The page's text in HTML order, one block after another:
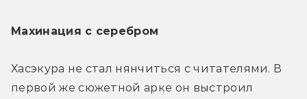
Махинация с серебром
Хасэкура не стал нянчиться с читателями. В
первой же сюжетной арке он выстроил